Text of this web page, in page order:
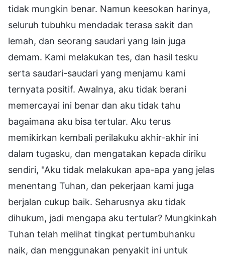
tidak mungkin benar. Namun keesokan harinya,
seluruh tubuhku mendadak terasa sakit dan
lemah, dan seorang saudari yang lain juga
demam. Kami melakukan tes, dan hasil tesku
serta saudari-saudari yang menjamu kami
ternyata positif. Awalnya, aku tidak berani
memercayai ini benar dan aku tidak tahu
bagaimana aku bisa tertular. Aku terus
memikirkan kembali perilakuku akhir-akhir ini
dalam tugasku, dan mengatakan kepada diriku
sendiri, "Aku tidak melakukan apa-apa yang jelas
menentang Tuhan, dan pekerjaan kami juga
berjalan cukup baik. Seharusnya aku tidak
dihukum, jadi mengapa aku tertular? Mungkinkah
Tuhan telah melihat tingkat pertumbuhanku
naik, dan menggunakan penyakit ini untuk